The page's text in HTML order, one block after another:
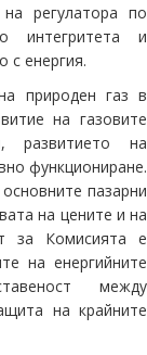
регулатора по
интегритета и
с енергия.
природен газ в
на газовите
развитието на
функциониране.
пазарни
на цените и на
за Комисията е
на енергийните
между
на крайните